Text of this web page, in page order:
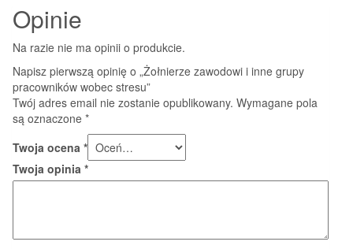
Opinie
Na razie nie ma opinii o produkcie.
Napisz pierwszą opinię o „Żołnierze zawodowi i inne grupy
pracowników wobec stresu”
Twój adres email nie zostanie opublikowany. Wymagane pola
są oznaczone *
Twoja ocena *
Twoja opinia *